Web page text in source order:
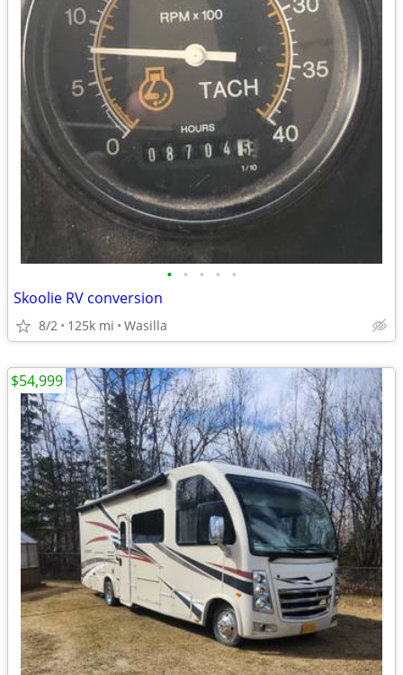
• • • • •
Skoolie RV conversion
8/2 125k mi Wasilla
$54,999